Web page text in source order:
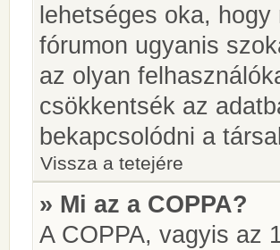
lehetséges oka,
fórumon ugyanis
az olyan
csökkentsék az
bekapcsolódni a
Vissza a tetejére
» Mi az a COPPA?
A COPPA, vagyis az